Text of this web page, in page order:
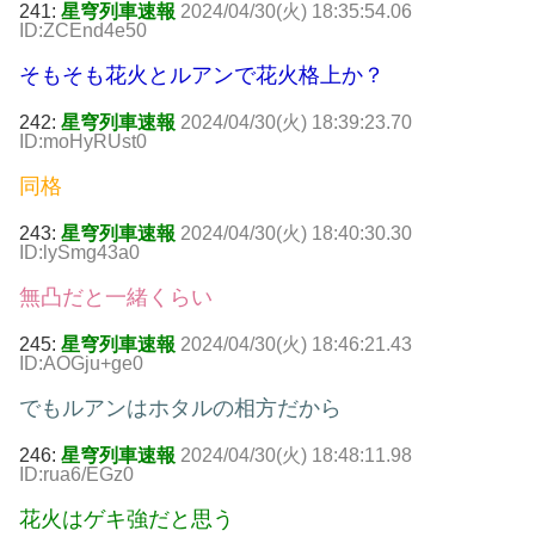
241: 星穹列車速報 2024/04/30(火) 18:35:54.06
ID:ZCEnd4e50
そもそも花火とルアンで花火格上か？
242: 星穹列車速報 2024/04/30(火) 18:39:23.70
ID:moHyRUst0
同格
243: 星穹列車速報 2024/04/30(火) 18:40:30.30
ID:lySmg43a0
無凸だと一緒くらい
245: 星穹列車速報 2024/04/30(火) 18:46:21.43
ID:AOGju+ge0
でもルアンはホタルの相方だから
246: 星穹列車速報 2024/04/30(火) 18:48:11.98
ID:rua6/EGz0
花火はゲキ強だと思う